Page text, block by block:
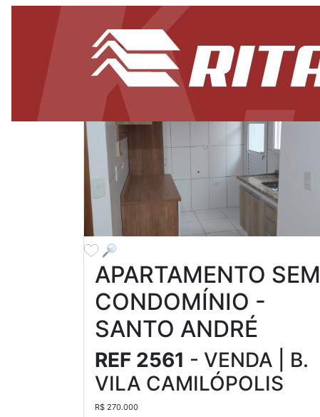
APARTAMENTO SEM
CONDOMÍNIO -
SANTO ANDRÉ
REF 2561 - VENDA | B.
VILA CAMILÓPOLIS
R$ 270.000